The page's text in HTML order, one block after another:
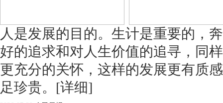
人是发展的目的。生计是重要的，
好的追求和对人生价值的追寻，同
更充分的关怀，这样的发展更有质
足珍贵。 [详细]